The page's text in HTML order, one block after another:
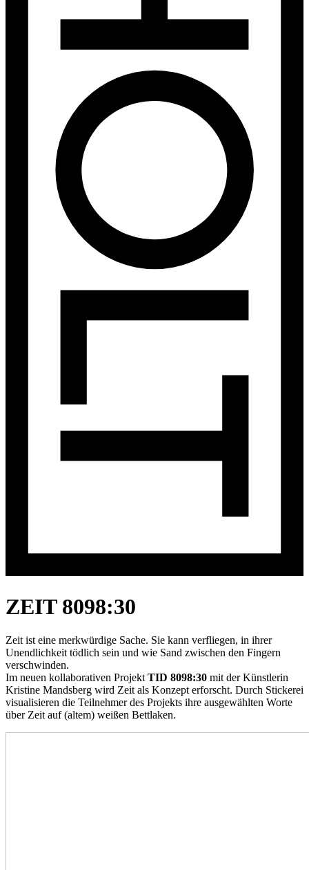
ZEIT 8098:30
Zeit ist eine merkwürdige Sache. Sie kann verfliegen, in ihrer
Unendlichkeit tödlich sein und wie Sand zwischen den Fingern
verschwinden.
Im neuen kollaborativen Projekt TID 8098:30 mit der Künstlerin
Kristine Mandsberg wird Zeit als Konzept erforscht. Durch Stickerei
visualisieren die Teilnehmer des Projekts ihre ausgewählten Worte
über Zeit auf (altem) weißen Bettlaken.